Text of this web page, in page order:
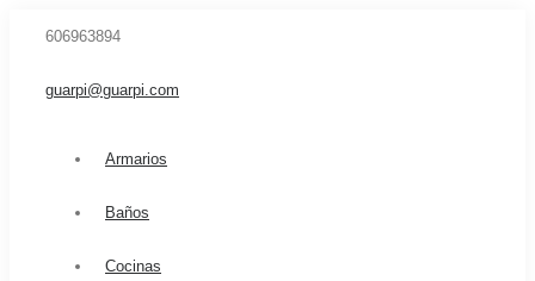
606963894
guarpi@guarpi.com
Armarios
Baños
Cocinas